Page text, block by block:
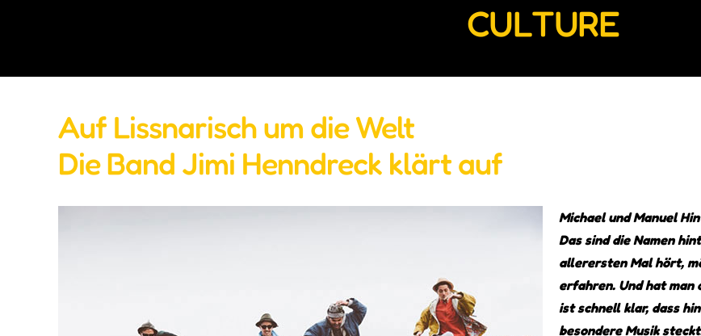
CULTURE
Auf Lissnarisch um die Welt
Die Band Jimi Henndreck klärt auf
Michael und Manuel
Das sind die Namen
allerersten Mal hört,
erfahren. Und hat man
ist schnell klar, dass
besondere Musik